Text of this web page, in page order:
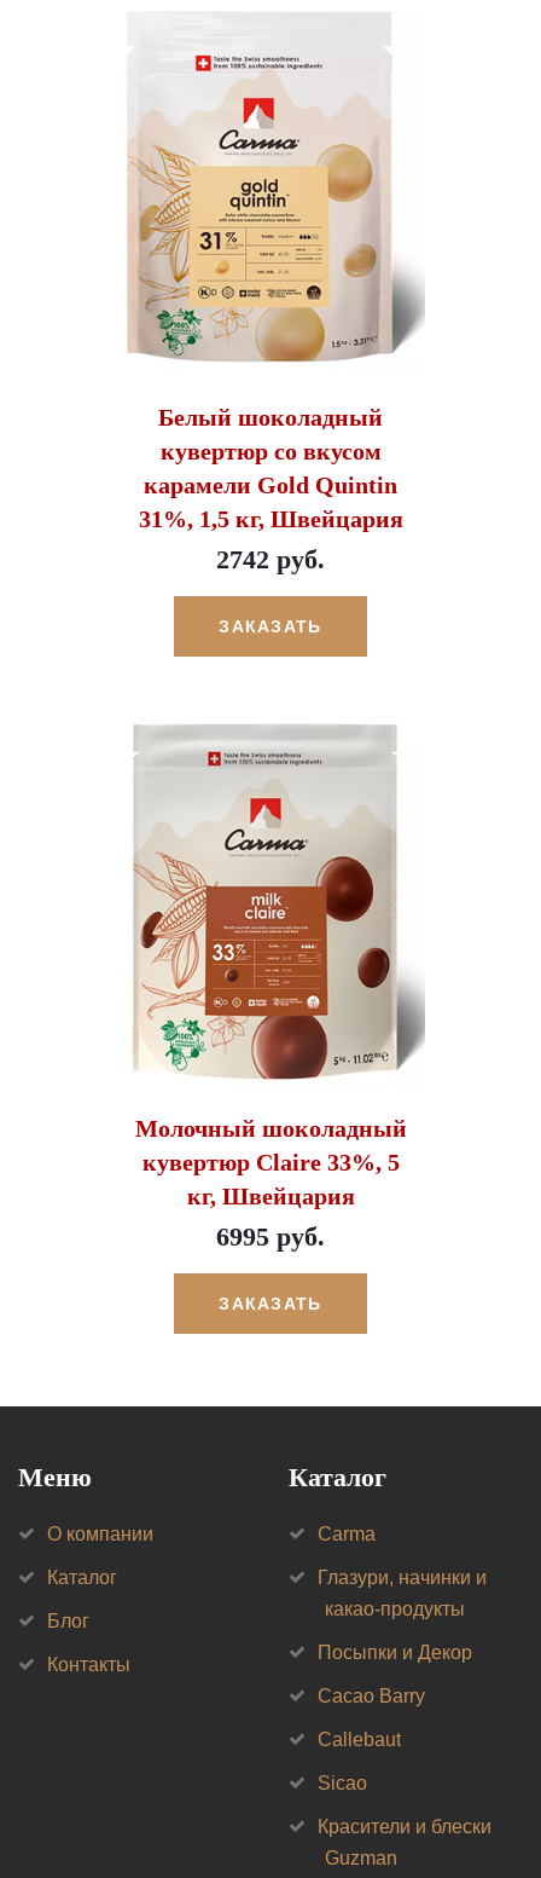
Белый шоколадный
кувертюр со вкусом
карамели Gold Quintin
31%, 1,5 кг, Швейцария
2742 руб.
ЗАКАЗАТЬ
Молочный шоколадный
кувертюр Claire 33%, 5
кг, Швейцария
6995 руб.
ЗАКАЗАТЬ
Меню
О компании
Каталог
Блог
Контакты
Каталог
Carma
Глазури, начинки и
какао-продукты
Посыпки и Декор
Cacao Barry
Callebaut
Sicao
Красители и блески
Guzman